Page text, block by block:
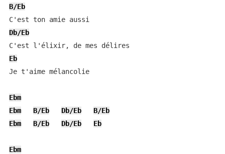
B/Eb
Db/Eb
Eb
Je t'aime mélancolie
Ebm
Ebm
B/Eb Db/Eb
B/Eb
Ebm
B/Eb Db/Eb Eb
Ebm